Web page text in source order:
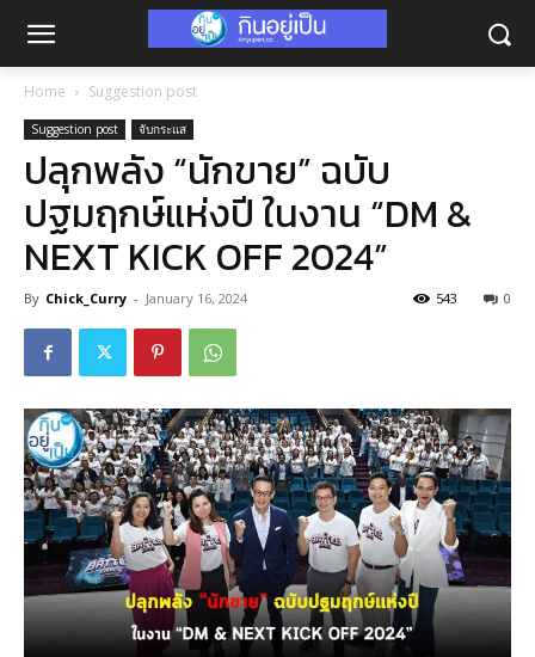
Home Suggestion post
Suggestion post จับกระแส
ปลุกพลัง “นักขาย” ฉบับ
ปฐมฤกษ์แห่งปี ในงาน “DM &
NEXT KICK OFF 2024”
By Chick_Curry - January 16, 2024 0
543